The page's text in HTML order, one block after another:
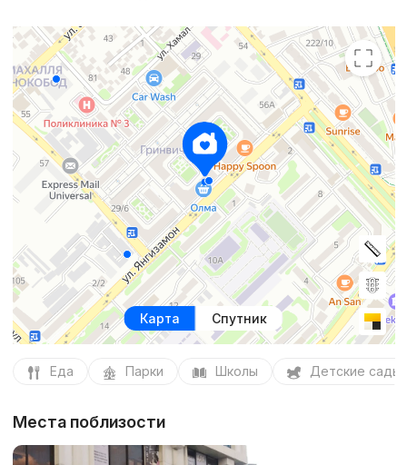
Карта Спутник
Еда Парки Школы Детские сады
Места поблизости